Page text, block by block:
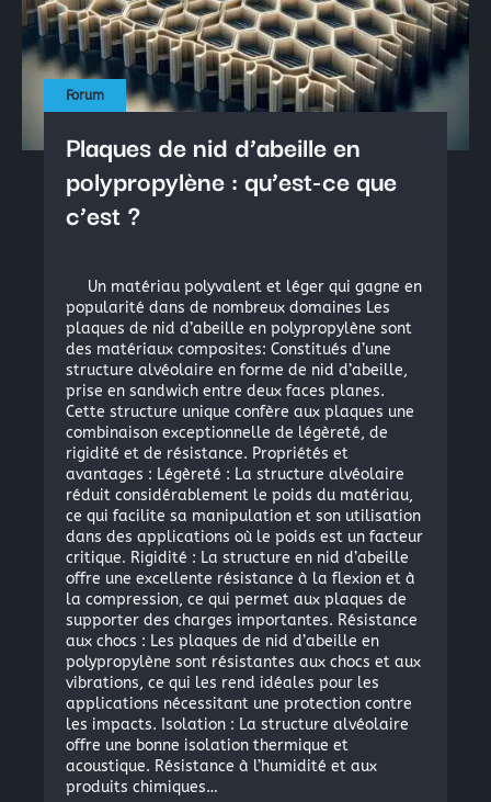
Forum
Plaques de nid d’abeille en
polypropylène : qu’est-ce que
c’est ?
Un matériau polyvalent et léger qui gagne en
popularité dans de nombreux domaines Les
plaques de nid d’abeille en polypropylène sont
des matériaux composites: Constitués d’une
structure alvéolaire en forme de nid d’abeille,
prise en sandwich entre deux faces planes.
Cette structure unique confère aux plaques une
combinaison exceptionnelle de légèreté, de
rigidité et de résistance. Propriétés et
avantages : Légèreté : La structure alvéolaire
réduit considérablement le poids du matériau,
ce qui facilite sa manipulation et son utilisation
dans des applications où le poids est un facteur
critique. Rigidité : La structure en nid d’abeille
offre une excellente résistance à la flexion et à
la compression, ce qui permet aux plaques de
supporter des charges importantes. Résistance
aux chocs : Les plaques de nid d’abeille en
polypropylène sont résistantes aux chocs et aux
vibrations, ce qui les rend idéales pour les
applications nécessitant une protection contre
les impacts. Isolation : La structure alvéolaire
offre une bonne isolation thermique et
acoustique. Résistance à l’humidité et aux
produits chimiques…
La peinture nautique
La peinture en bombe
Résine Polyester ou résine Polyuréthane pour la
Acryliques et Plâtres
Les colles structurales: Époxydes, Polyuréthanes,
Les colles instantanées
Les colles souples